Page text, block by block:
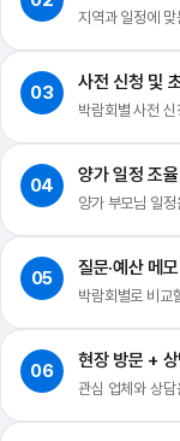
지역과 일정에
03 사전 신청 및
박람회별 사전
04 양가 일정 조율
양가 부모님 일
05 질문·예산 메모
박람회별로 비교
06 현장 방문 +
관심 업체와 상담